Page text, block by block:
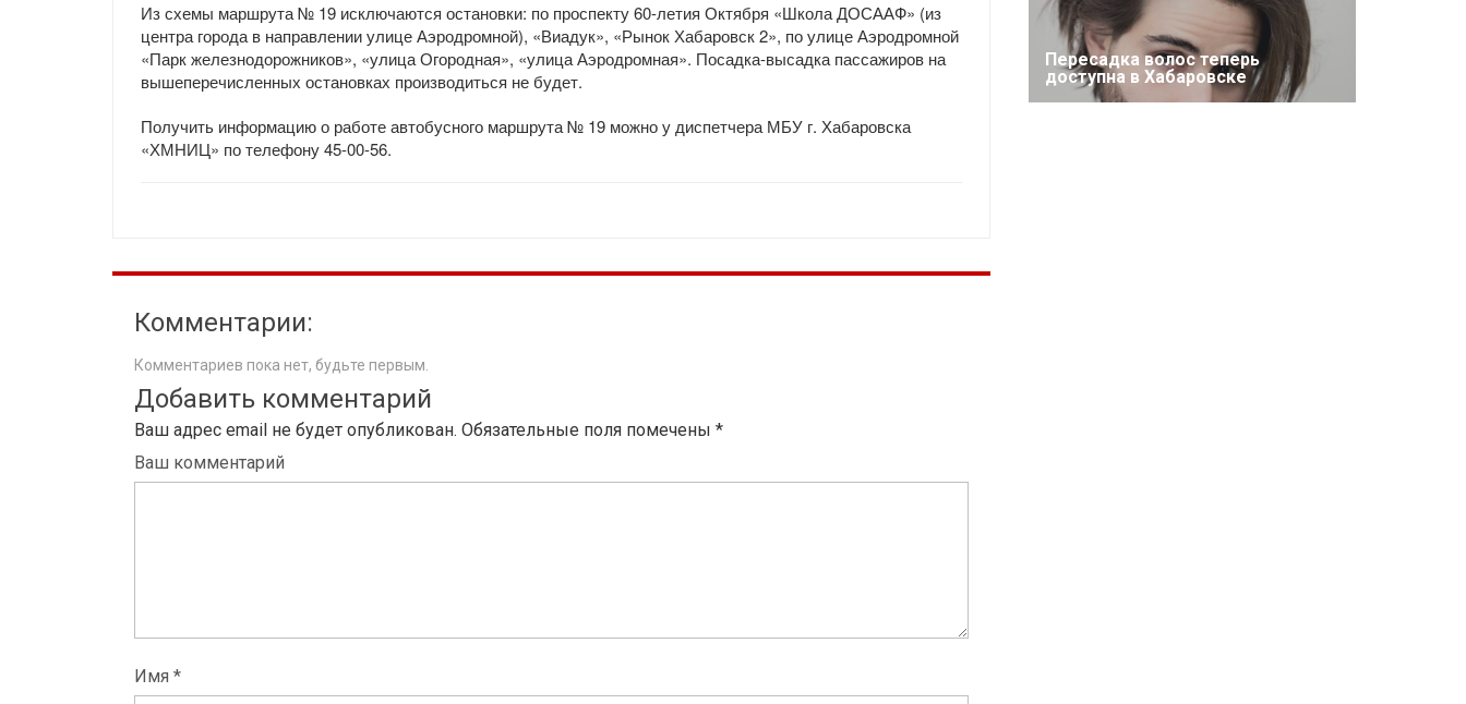
Из схемы маршрута № 19 исключаются остановки: по проспекту 60-летия Октября «Школа ДОСААФ» (из
центра города в направлении улице Аэродромной), «Виадук», «Рынок Хабаровск 2», по улице Аэродромной
«Парк железнодорожников», «улица Огородная», «улица Аэродромная». Посадка-высадка пассажиров на
вышеперечисленных остановках производиться не будет.
Получить информацию о работе автобусного маршрута № 19 можно у диспетчера МБУ г. Хабаровска
«ХМНИЦ» по телефону 45-00-56.
Комментарии:
Комментариев пока нет, будьте первым.
Добавить комментарий
Ваш адрес email не будет опубликован. Обязательные поля помечены *
Ваш комментарий
Имя *
Пересадка волос теперь
доступна в Хабаровске